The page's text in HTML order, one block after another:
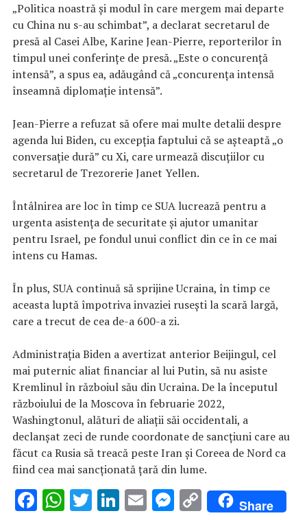
„Politica noastră și modul în care mergem mai departe
cu China nu s-au schimbat”, a declarat secretarul de
presă al Casei Albe, Karine Jean-Pierre, reporterilor în
timpul unei conferințe de presă. „Este o concurență
intensă”, a spus ea, adăugând că „concurența intensă
înseamnă diplomație intensă”.
Jean-Pierre a refuzat să ofere mai multe detalii despre
agenda lui Biden, cu excepția faptului că se așteaptă „o
conversație dură” cu Xi, care urmează discuțiilor cu
secretarul de Trezorerie Janet Yellen.
Întâlnirea are loc în timp ce SUA lucrează pentru a
urgenta asistența de securitate și ajutor umanitar
pentru Israel, pe fondul unui conflict din ce în ce mai
intens cu Hamas.
În plus, SUA continuă să sprijine Ucraina, în timp ce
aceasta luptă împotriva invaziei rusești la scară largă,
care a trecut de cea de-a 600-a zi.
Administrația Biden a avertizat anterior Beijingul, cel
mai puternic aliat financiar al lui Putin, să nu asiste
Kremlinul în războiul său din Ucraina. De la începutul
războiului de la Moscova în februarie 2022,
Washingtonul, alături de aliații săi occidentali, a
declanșat zeci de runde coordonate de sancțiuni care au
făcut ca Rusia să treacă peste Iran și Coreea de Nord ca
fiind cea mai sancționată țară din lume.
F W T Li E M C Share